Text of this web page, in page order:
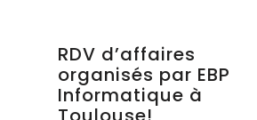
RDV d’affaires
organisés par EBP
Informatique à